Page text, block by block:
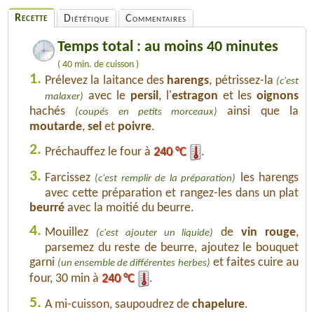
Recette Diététique Commentaires
Temps total : au moins 40 minutes
( 40 min. de cuisson )
1. Prélevez la laitance des harengs, pétrissez-la (c'est
malaxer) avec le persil , l'estragon et lesoignons
hachés
(coupés en petits morceaux)
ainsi que la
moutarde, sel et poivre.
2. Préchauffez le four à 240 °C .
3. Farcissez (c'est remplir de la préparation)
les harengs
avec cette préparation et rangez-les dans un plat
beurré avec la moitié du beurre.
4. Mouillez (c'est ajouter un liquide) devin rouge,
parsemez du reste de beurre, ajoutez le bouquet
garni (un ensemble de différentes herbes) et faites cuire au
four, 30 min à 240 °C .
5. A mi-cuisson, saupoudrez de chapelure.